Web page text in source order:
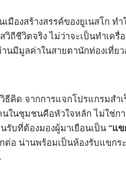
มืองสร้างสรรค์ของยูเนสโก ท
วิถีชีวิตจริง ไม่ว่าจะเป็นทำเ
นมีมูลค่าในสายตานักท่องเที่ยว
ธีคิด จากการแจกโปรแกรมสำ
ในชุมชนคือหัวใจหลัก ไม่ใช่
รับที่ต้องมองผู้มาเยือนเป็น “แข
อ น่านพร้อมเป็นห้องรับแขกร